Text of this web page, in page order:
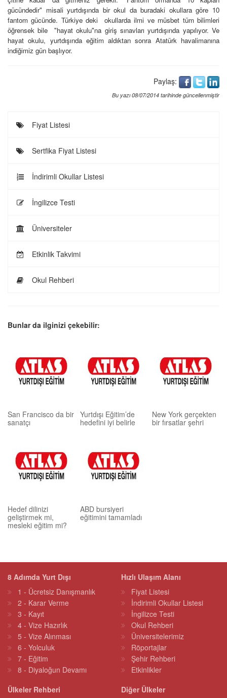
gücündedir" misali yurtdışında bir okul da buradaki okullara göre 10
fantom gücünde. Türkiye deki okullarda ilmi ve müsbet tüm bilimleri
öğrensek bile "hayat okulu"na giriş sınavları yurtdışında yapılıyor. Ve
hayat okulu, yurtdışında eğitim aldıktan sonra Atatürk havalimanına
indiğimiz gün başlıyor.
Paylaş:
Bu yazı 08/07/2014 tarihinde güncellenmiştir
Fiyat Listesi
Sertfika Fiyat Listesi
İndirimli Okullar Listesi
İngilizce Testi
Üniversiteler
Etkinlik Takvimi
Okul Rehberi
Bunlar da ilginizi çekebilir:
San Francisco da bir
sanatçı
Yurtdışı Eğitim’de
hedefini iyi belirle
New York gerçekten
bir fırsatlar şehri
Hedef dilinizi
geliştirmek mi,
mesleki eğitim mi?
ABD bursiyeri
eğitimini tamamladı
8 Adımda Yurt Dışı
1 - Ücretsiz Danışmanlık
2 - Karar Verme
3 - Kayıt
4 - Vize Hazırlık
5 - Vize Alınması
6 - Yolculuk
7 - Eğitim
8 - Diyaloğun Devamı
Hızlı Ulaşım Alanı
Fiyat Listesi
İndirimli Okullar Listesi
İngilizce Testi
Okul Rehberi
Üniversitelerimiz
Röportajlar
Şehir Rehberi
Etkinlikler
Ülkeler Rehberi
Diğer Ülkeler